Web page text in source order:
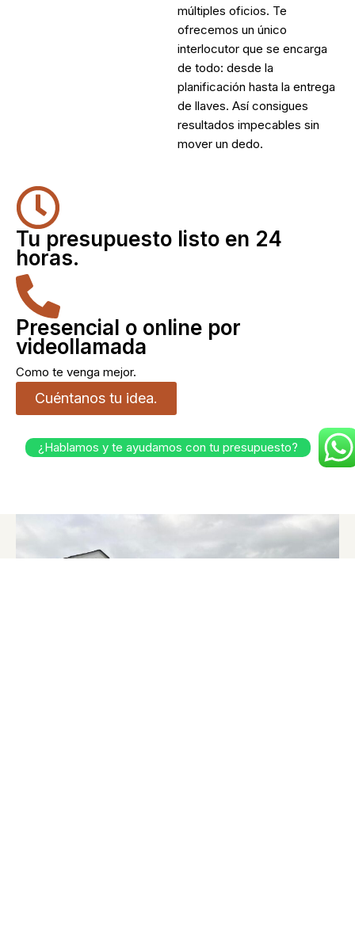
múltiples oficios. Te
ofrecemos un único
interlocutor que se encarga
de todo: desde la
planificación hasta la entrega
de llaves. Así consigues
resultados impecables sin
mover un dedo.
Tu presupuesto listo en 24
horas.
Presencial o online por
videollamada
Como te venga mejor.
Cuéntanos tu idea.
¿Hablamos y te ayudamos con tu presupuesto?